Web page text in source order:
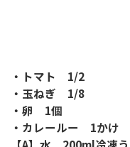
・トマト 1/2
・玉ねぎ 1/8
・卵 1個
・カレールー 1かけ